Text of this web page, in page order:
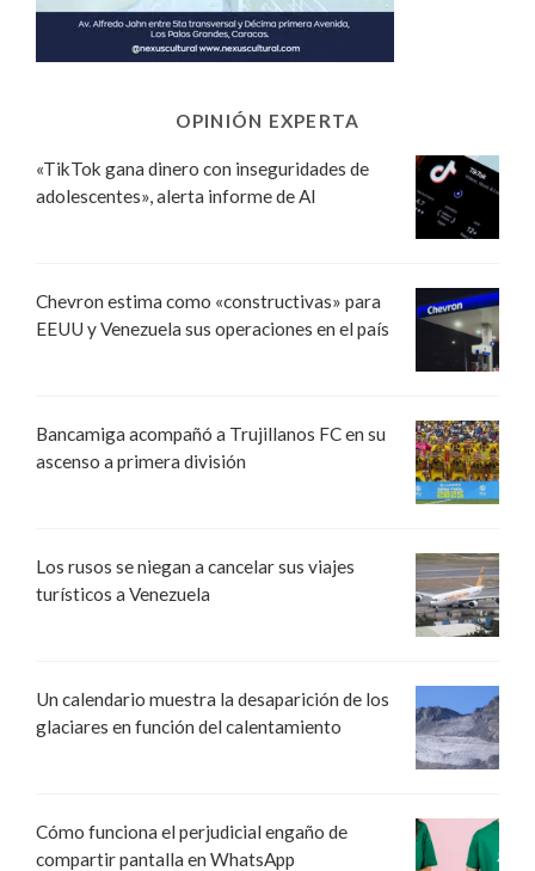
OPINIÓN EXPERTA
«TikTok gana dinero con inseguridades de
adolescentes», alerta informe de AI
Chevron estima como «constructivas» para
EEUU y Venezuela sus operaciones en el país
Bancamiga acompañó a Trujillanos FC en su
ascenso a primera división
Los rusos se niegan a cancelar sus viajes
turísticos a Venezuela
Un calendario muestra la desaparición de los
glaciares en función del calentamiento
Cómo funciona el perjudicial engaño de
compartir pantalla en WhatsApp